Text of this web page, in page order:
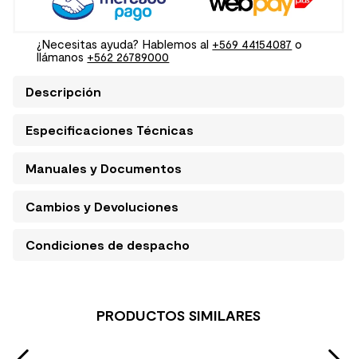
¿Necesitas ayuda? Hablemos al +569 44154087 o
llámanos +562 26789000
Descripción
Especificaciones Técnicas
Manuales y Documentos
Cambios y Devoluciones
Condiciones de despacho
PRODUCTOS SIMILARES